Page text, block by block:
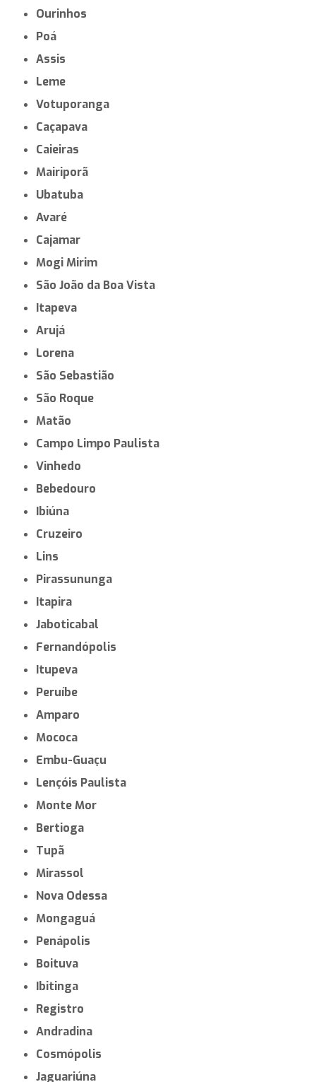
Ourinhos
Poá
Assis
Leme
Votuporanga
Caçapava
Caieiras
Mairiporã
Ubatuba
Avaré
Cajamar
Mogi Mirim
São João da Boa Vista
Itapeva
Arujá
Lorena
São Sebastião
São Roque
Matão
Campo Limpo Paulista
Vinhedo
Bebedouro
Ibiúna
Cruzeiro
Lins
Pirassununga
Itapira
Jaboticabal
Fernandópolis
Itupeva
Peruíbe
Amparo
Mococa
Embu-Guaçu
Lençóis Paulista
Monte Mor
Bertioga
Tupã
Mirassol
Nova Odessa
Mongaguá
Penápolis
Boituva
Ibitinga
Registro
Andradina
Cosmópolis
Jaguariúna